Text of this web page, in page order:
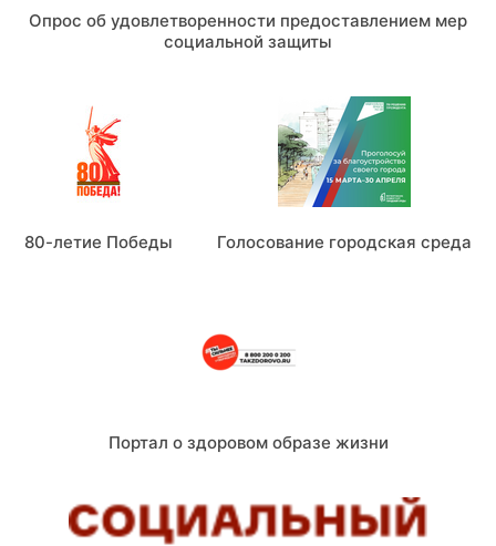
Правила посещения учреждения и получения
справочной информации о пациентах
Страховые представители
Опрос об удовлетворенности предоставлением мер
социальной защиты
80-летие Победы Голосование городская среда
Портал о здоровом образе жизни